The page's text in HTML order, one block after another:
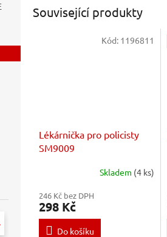
Související produkty
Lékárnička pro policisty
SM9009
Skladem (4 ks)
246 Kč bez DPH
298 Kč
Do košíku
Kód: 1196811